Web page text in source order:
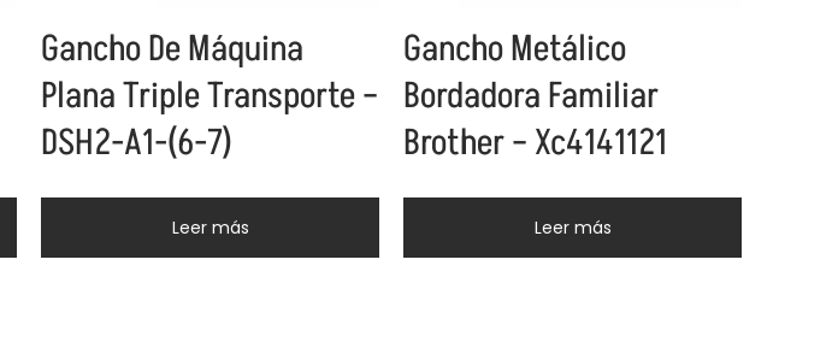
Gancho De Máquina
Plana Triple Transporte –
DSH2-A1-(6-7)
Leer más
Gancho Metálico
Bordadora Familiar
Brother – Xc4141121
Leer más